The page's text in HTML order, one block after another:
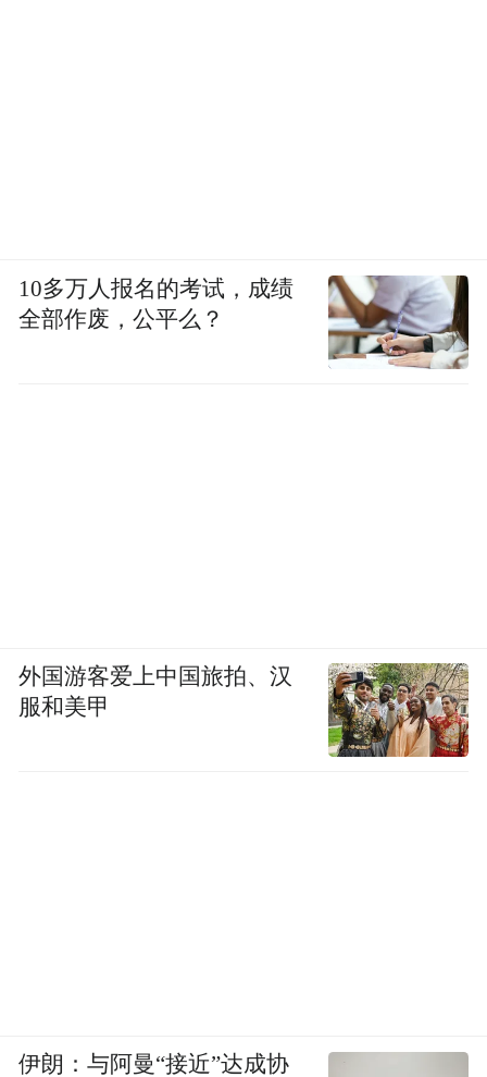
10多万人报名的考试，成绩
全部作废，公平么？
外国游客爱上中国旅拍、汉
服和美甲
伊朗：与阿曼“接近”达成协